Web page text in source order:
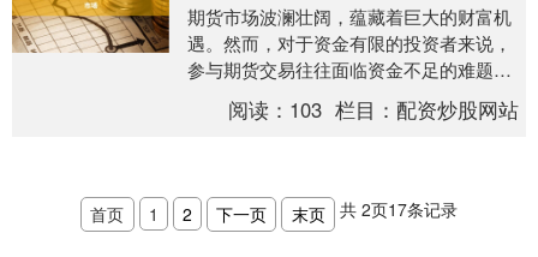
期货市场波澜壮阔，蕴藏着巨大的财富机
遇。然而，对于资金有限的投资者来说，
参与期货交易往往面临资金不足的难题。
国内期货配资平台应运而生，为投资者提
供杠杆资金，助力....
阅读： 103 栏目：配资炒股网站
首页 1 2 下一页 末页 共 2页17条记录